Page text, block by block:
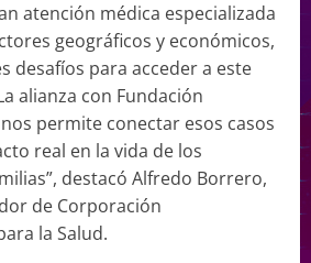
atención médica especializada
geográficos y económicos,
desafíos para acceder a este
alianza con Fundación
permite conectar esos casos
real en la vida de los
destacó Alfredo Borrero,
de Corporación
la Salud.